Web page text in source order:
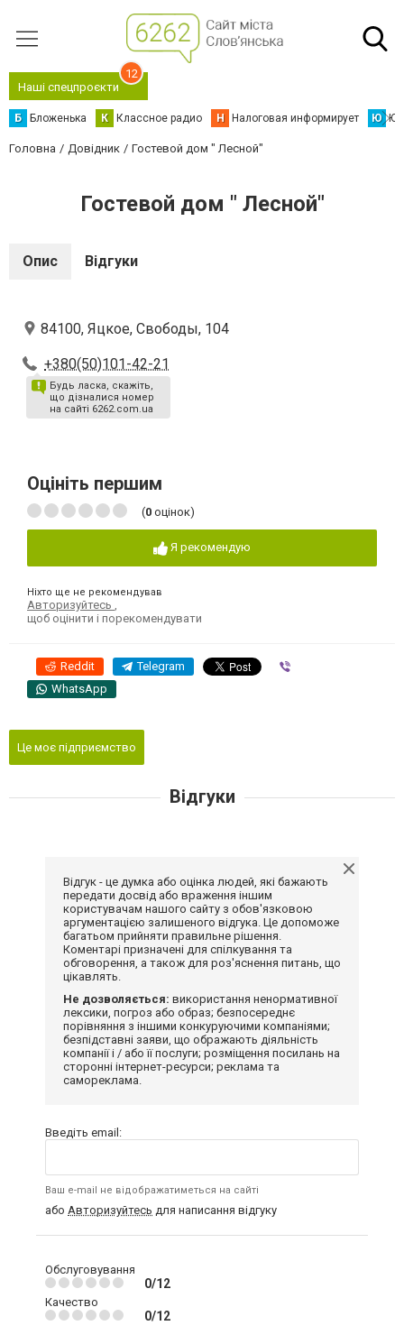
Наші спецпроєкти
12
Б Бложенька К Классное радио Н Налоговая информирует Ю
Головна Довідник Гостевой дом " Лесной"
Гостевой дом " Лесной"
Опис Відгуки
84100, Яцкое, Свободы, 104
+380(50)101-42-21
Будь ласка, скажіть,
що дізналися номер
на сайті 6262.com.ua
Оцініть першим
(0 оцінок)
Я рекомендую
Ніхто ще не рекомендував
Авторизуйтесь
щоб оцінити і порекомендувати
Reddit Telegram
WhatsApp
Це моє підприємство
Відгуки
Відгук - це думка або оцінка людей, які бажають
передати досвід або враження іншим
користувачам нашого сайту з обов'язковою
аргументацією залишеного відгука. Це допоможе
багатьом прийняти правильне рішення.
Коментарі призначені для спілкування та
обговорення, а також для роз'яснення питань, що
цікавлять.
Не дозволяється: використання ненормативної
лексики, погроз або образ; безпосереднє
порівняння з іншими конкуруючими компаніями;
безпідставні заяви, що ображають діяльність
компанії і / або її послуги; розміщення посилань на
сторонні інтернет-ресурси; реклама та
самореклама.
Введіть email:
Ваш e-mail не відображатиметься на сайті
або Авторизуйтесь для написання відгуку
Обслуговування
0/12
Качество
0/12